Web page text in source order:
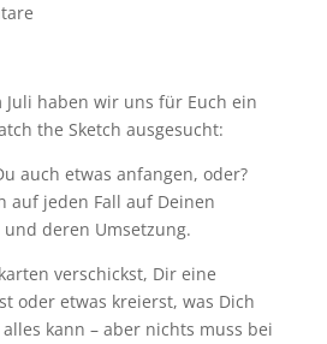
Juli haben wir uns für Euch ein
the Sketch ausgesucht:
auch etwas anfangen, oder?
auf jeden Fall auf Deinen
deren Umsetzung.
verschickst, Dir eine
oder etwas kreierst, was Dich
kann – aber nichts muss bei